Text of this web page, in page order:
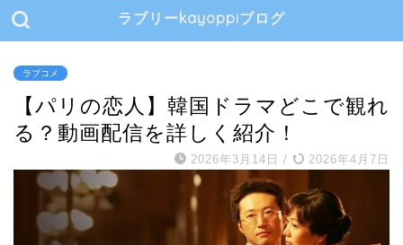
ラブリーkayoppiブログ
ラブコメ
【パリの恋人】韓国ドラマどこで観れ
る？動画配信を詳しく紹介！
2026年3月14日 / 2026年4月7日